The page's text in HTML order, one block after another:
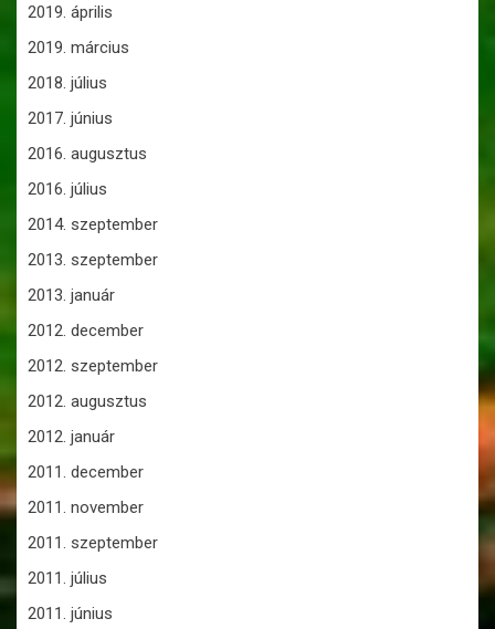
2019. április
2019. március
2018. július
2017. június
2016. augusztus
2016. július
2014. szeptember
2013. szeptember
2013. január
2012. december
2012. szeptember
2012. augusztus
2012. január
2011. december
2011. november
2011. szeptember
2011. július
2011. június